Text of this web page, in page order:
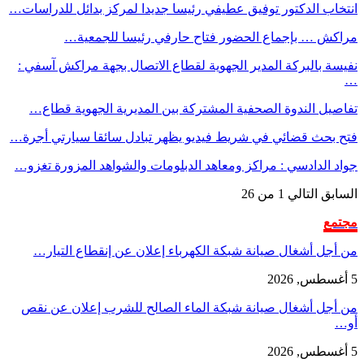
انتخاب الدكتور توفيق عطيفي رئيسا جديدا لمركز بدائل للدراسات…
مراكش … بإجماع الحضور فتاح حارفي رئيسا للجمعية…
نفيسة بالبركة المدير الجهوية لقطاع الاتصال بجهة مراكش آسفي :
…
تفاصيل الندوة الصحفية المشتركة بين المديرية الجهوية قطاع…
فتح بحث قضائي في شريط فيديو يظهر تبادل سائقا سيارتي أجرة…
جواد الدادسي : مراكز ومعاهد الدبلومات والشواهد المزورة تغزو…
السابق التالي 1 من 26
مجتمع
من أجل أشغال صيانة شبكة الكهرباء إعلان عن إنقطاع التيار…
5 أغسطس, 2026
من أجل أشغال صيانة شبكة الماء الصالح للشرب إعلان عن نقص
أو…
5 أغسطس, 2026